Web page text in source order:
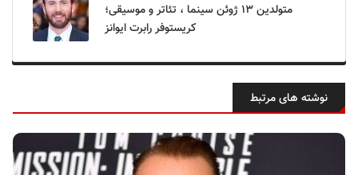
متولدین ۱۳ ژوئن سینما ، تئاتر و موسیقی؛
کریستوفر رابرت ایوانز
نوشته های مرتبط